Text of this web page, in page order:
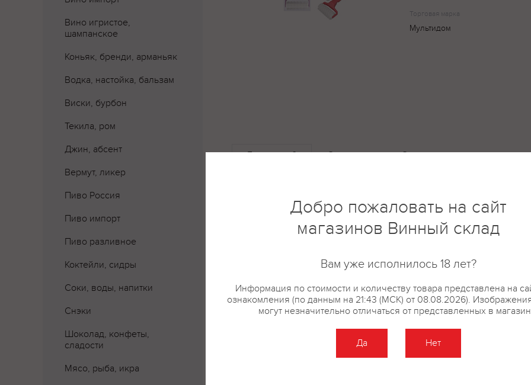
Вино игристое,
шампанское
Коньяк, бренди, арманьяк
Водка, настойка, бальзам
Виски, бурбон
Текила, ром
Джин, абсент
Вермут, ликер
Пиво Россия
Пиво импорт
Пиво разливное
Коктейли, сидры
Соки, воды, напитки
Снэки
Шоколад, конфеты,
сладости
Мясо, рыба, икра
Торговая марка
Мультидом
Где купить? Описание Отзывы
Добро пожаловать на сайт
магазинов Винный склад
Вам уже исполнилось 18 лет?
Информация по стоимости и количеству товара представлена на
ознакомления (по данным на 21:43 (МСК) от 08.08.2026).
могут незначительно отличаться от представленных в
Да Нет